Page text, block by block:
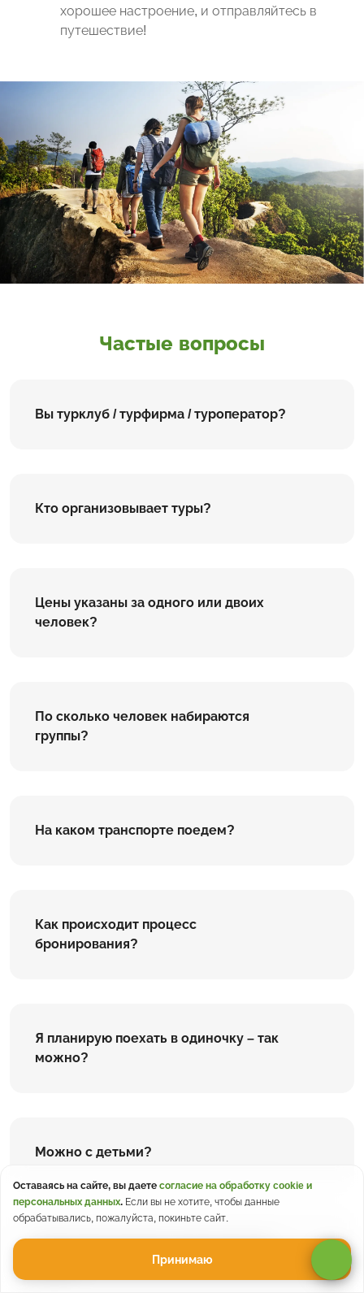
хорошее настроение, и отправляйтесь в
путешествие!
Частые вопросы
Вы турклуб / турфирма / туроператор?
Кто организовывает туры?
Цены указаны за одного или двоих
человек?
По сколько человек набираются
группы?
На каком транспорте поедем?
Как происходит процесс
бронирования?
Я планирую поехать в одиночку – так
можно?
Можно с детьми?
Оставаясь на сайте, вы даете согласие на обработку cookie и
персональных данных. Если вы не хотите, чтобы данные
обрабатывались, пожалуйста, покиньте сайт.
Принимаю